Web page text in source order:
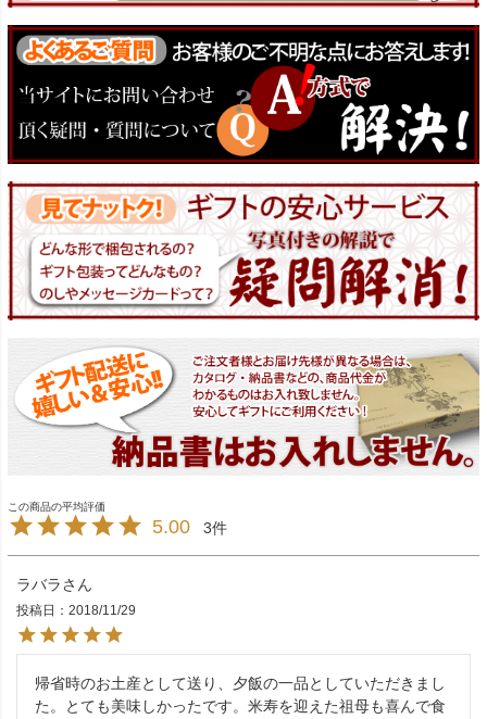
5.00 3
ラバラ
投稿日 2018/11/29
帰省時のお土産として送り、夕飯の一品としていただきまし
た。とても美味しかったです。米寿を迎えた祖母も喜んで食